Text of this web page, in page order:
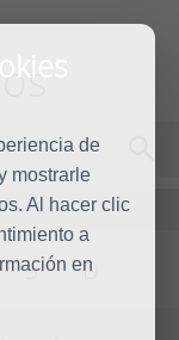
de
mostrarle
Al hacer clic
a
en
S D